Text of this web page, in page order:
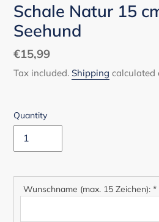
Schale Natur 15
Seehund
Regular
price
€15,99
Tax included. Shipping calculated
Quantity
Wunschname (max. 15 Zeichen): *